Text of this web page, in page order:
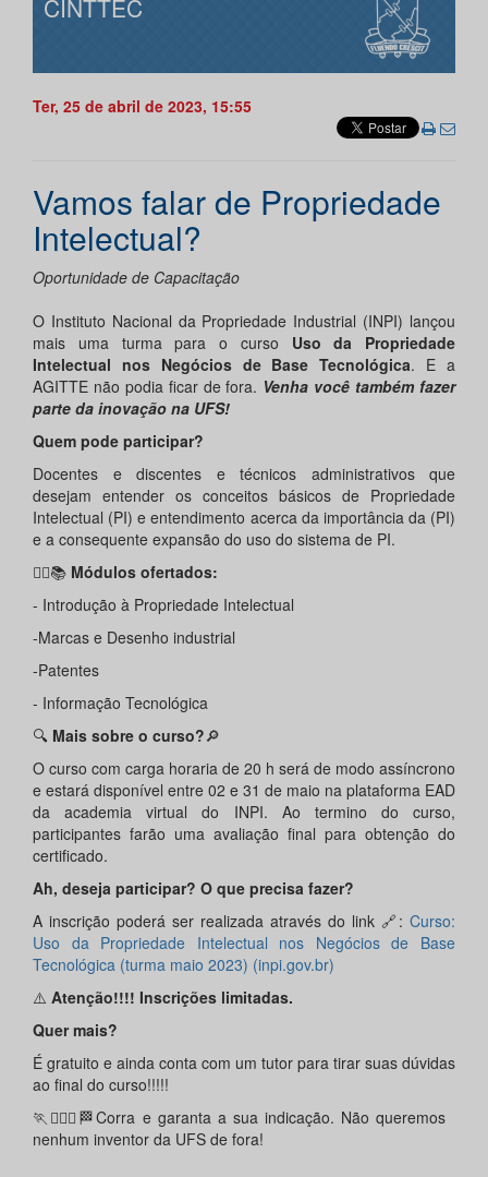
CINTTEC
Ter, 25 de abril de 2023, 15:55
Vamos falar de Propriedade
Intelectual?
Oportunidade de Capacitação
O Instituto Nacional da Propriedade Industrial (INPI) lançou
mais uma turma para o curso Uso da Propriedade
Intelectual nos Negócios de Base Tecnológica. E a
AGITTE não podia ficar de fora. Venha você também fazer
parte da inovação na UFS!
Quem pode participar?
Docentes e discentes e técnicos administrativos que
desejam entender os conceitos básicos de Propriedade
Intelectual (PI) e entendimento acerca da importância da (PI)
e a consequente expansão do uso do sistema de PI.
✍🏾📚 Módulos ofertados:
- Introdução à Propriedade Intelectual
-Marcas e Desenho industrial
-Patentes
- Informação Tecnológica
🔍 Mais sobre o curso?🔎
O curso com carga horaria de 20 h será de modo assíncrono
e estará disponível entre 02 e 31 de maio na plataforma EAD
da academia virtual do INPI. Ao termino do curso,
participantes farão uma avaliação final para obtenção do
certificado.
Ah, deseja participar? O que precisa fazer?
A inscrição poderá ser realizada através do link 🔗: Curso:
Uso da Propriedade Intelectual nos Negócios de Base
Tecnológica (turma maio 2023) (inpi.gov.br)
⚠️ Atenção!!!! Inscrições limitadas.
Quer mais?
É gratuito e ainda conta com um tutor para tirar suas dúvidas
ao final do curso!!!!!
🏃🏃🏻‍♀️🏁Corra e garanta a sua indicação. Não queremos
nenhum inventor da UFS de fora!